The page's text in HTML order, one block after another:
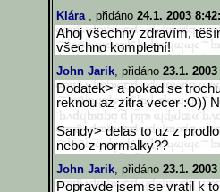
Klára , přidáno 24.1. 2003
Ahoj všechny zdravím,
všechno kompletní!
John Jarik, přidáno 23.1.
Dodatek> a pokad se
reknou az zitra vecer :O))
Sandy> delas to uz z
nebo z normalky??
John Jarik, přidáno 23.1. 2003
Popravde jsem se vratil k